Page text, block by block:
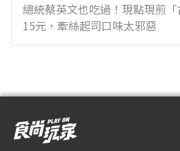
總統蔡英文也吃過！現點現煎
15元，牽絲起司口味太邪惡